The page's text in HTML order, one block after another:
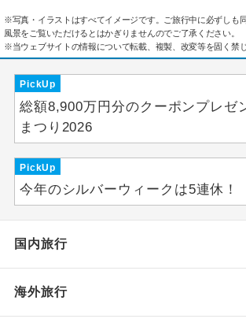
※写真・イラストはすべてイメージです。ご旅行中に必ずしも
風景をご覧いただけるとはかぎりませんのでご了承ください。
※当ウェブサイトの情報について転載、複製、改変等を固く禁じ
PickUp
総額8,900万円分のクーポンプレゼ
まつり2026
PickUp
今年のシルバーウィークは5連休！
国内旅行
海外旅行